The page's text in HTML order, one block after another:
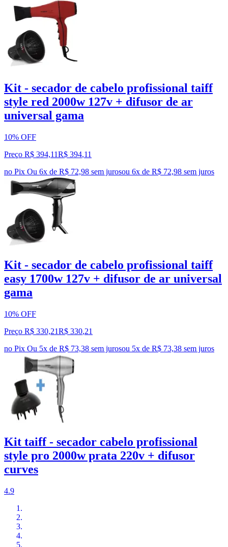
Kit - secador de cabelo profissional taiff
style red 2000w 127v + difusor de ar
universal gama
10% OFF
Preço R$ 394,11R$ 394,11
no Pix Ou 6x de R$ 72,98 sem jurosou 6x de R$ 72,98 sem juros
Kit - secador de cabelo profissional taiff
easy 1700w 127v + difusor de ar universal
gama
10% OFF
Preço R$ 330,21R$ 330,21
no Pix Ou 5x de R$ 73,38 sem jurosou 5x de R$ 73,38 sem juros
Kit taiff - secador cabelo profissional
style pro 2000w prata 220v + difusor
curves
4.9